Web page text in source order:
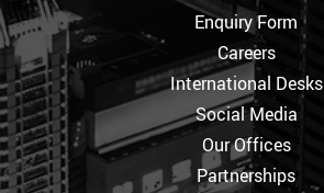
Enquiry Form
Careers
International Desks
Social Media
Our Offices
Partnerships